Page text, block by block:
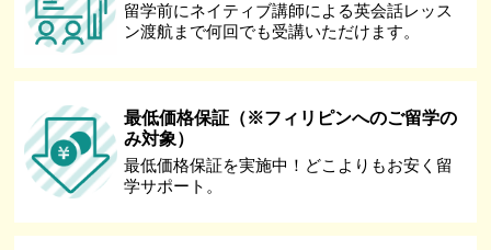
留学前にネイティブ講師による英会話レッス
ン渡航まで何回でも受講いただけます。
最低価格保証（※フィリピンへのご留学の
み対象）
最低価格保証を実施中！どこよりもお安く留
学サポート。